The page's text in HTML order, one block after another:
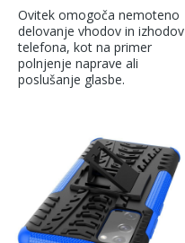
Ovitek omogoča nemoteno
delovanje vhodov in izhodov
telefona, kot na primer
polnjenje naprave ali
poslušanje glasbe.